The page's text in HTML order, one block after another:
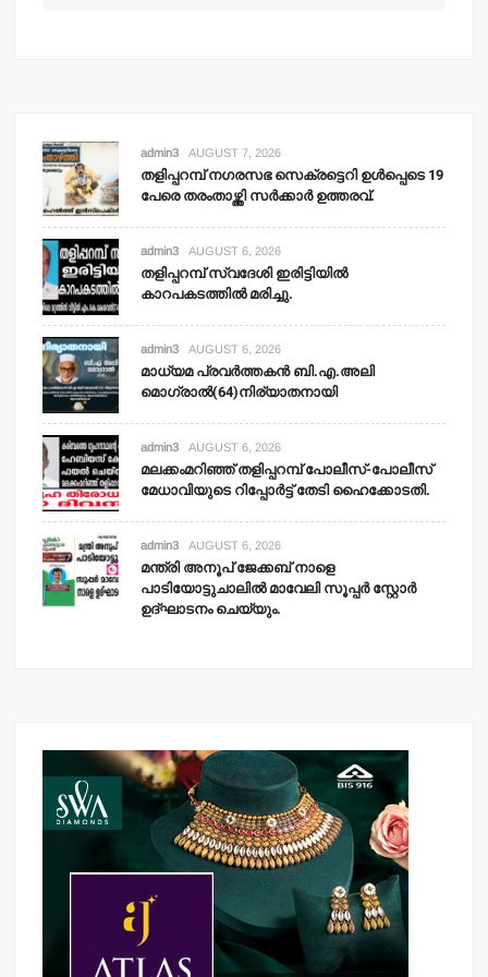
admin3 AUGUST 7, 2026
തളിപ്പറമ്പ് നഗരസഭ സെക്രട്ടെറി ഉള്‍പ്പെടെ 19
പേരെ തരംതാഴ്ത്തി സര്‍ക്കാര്‍ ഉത്തരവ്.
admin3 AUGUST 6, 2026
തളിപ്പറമ്പ് സ്വദേശി ഇരിട്ടിയില്‍
കാറപകടത്തില്‍ മരിച്ചു.
admin3 AUGUST 6, 2026
മാധ്യമ പ്രവര്‍ത്തകന്‍ ബി.എ.അലി
മൊഗ്രാല്‍(64)നിര്യാതനായി
admin3 AUGUST 6, 2026
മലക്കംമറിഞ്ഞ് തളിപ്പറമ്പ് പോലീസ്-പോലീസ്
മേധാവിയുടെ റിപ്പോര്‍ട്ട് തേടി ഹൈക്കോടതി.
admin3 AUGUST 6, 2026
മന്ത്രി അനൂപ് ജേക്കബ് നാളെ
പാടിയോട്ടുചാലില്‍ മാവേലി സൂപ്പര്‍ സ്റ്റോര്‍
ഉദ്ഘാടനം ചെയ്യും.